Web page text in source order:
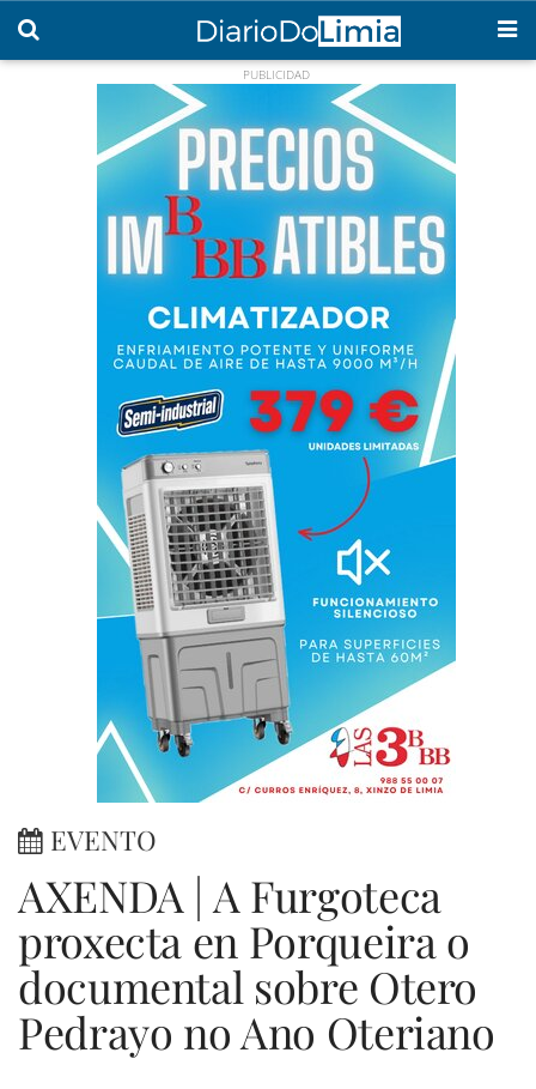
EVENTO
AXENDA | A Furgoteca
proxecta en Porqueira o
documental sobre Otero
Pedrayo no Ano Oteriano